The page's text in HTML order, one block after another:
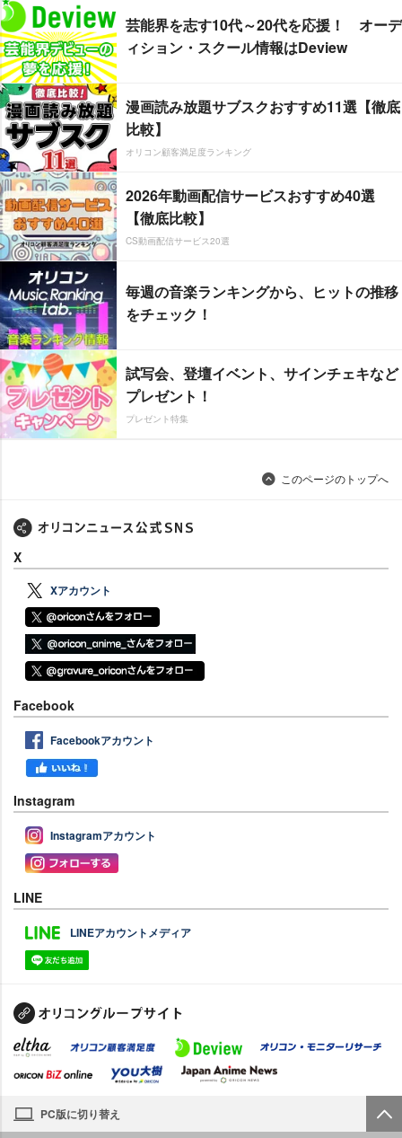
芸能界を志す10代～20代を応援！ オーデ
ィション・スクール情報はDeview
漫画読み放題サブスクおすすめ11選【徹底
比較】
オリコン顧客満足度ランキング
2026年動画配信サービスおすすめ40選
【徹底比較】
CS動画配信サービス20選
毎週の音楽ランキングから、ヒットの推移
をチェック！
試写会、登壇イベント、サインチェキなど
プレゼント！
プレゼント特集
このページのトップへ
X
Xアカウント
Facebook
Facebookアカウント
Instagram
Instagramアカウント
LINE
LINEアカウントメディア
PC版に切り替え